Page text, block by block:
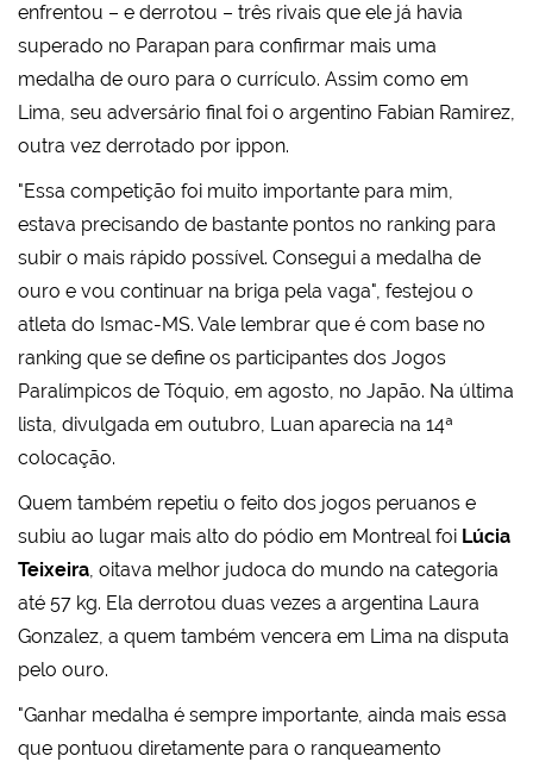
enfrentou – e derrotou – três rivais que ele já havia
superado no Parapan para confirmar mais uma
medalha de ouro para o currículo. Assim como em
Lima, seu adversário final foi o argentino Fabian Ramirez,
outra vez derrotado por ippon.
"Essa competição foi muito importante para mim,
estava precisando de bastante pontos no ranking para
subir o mais rápido possível. Consegui a medalha de
ouro e vou continuar na briga pela vaga", festejou o
atleta do Ismac-MS. Vale lembrar que é com base no
ranking que se define os participantes dos Jogos
Paralímpicos de Tóquio, em agosto, no Japão. Na última
lista, divulgada em outubro, Luan aparecia na 14ª
colocação.
Quem também repetiu o feito dos jogos peruanos e
subiu ao lugar mais alto do pódio em Montreal foi Lúcia
Teixeira, oitava melhor judoca do mundo na categoria
até 57 kg. Ela derrotou duas vezes a argentina Laura
Gonzalez, a quem também vencera em Lima na disputa
pelo ouro.
"Ganhar medalha é sempre importante, ainda mais essa
que pontuou diretamente para o ranqueamento